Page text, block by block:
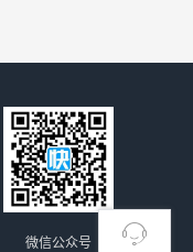
微信公众号